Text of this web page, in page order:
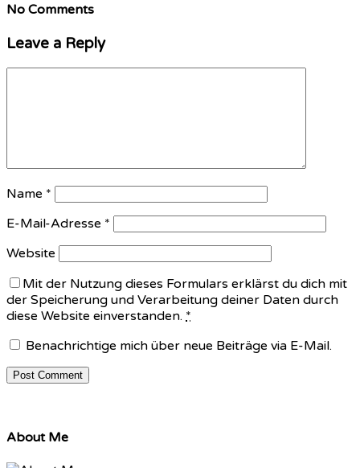
No Comments
Leave a Reply
Name *
E-Mail-Adresse *
Website
Mit der Nutzung dieses Formulars erklärst du dich mit
der Speicherung und Verarbeitung deiner Daten durch
diese Website einverstanden. *
Benachrichtige mich über neue Beiträge via E-Mail.
About Me